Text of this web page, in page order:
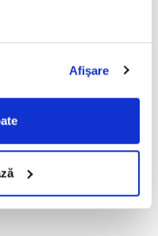
Afişare
și computere